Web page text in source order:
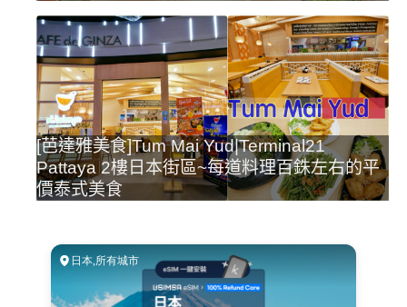
[芭達雅美食]Tum Mai Yud|Terminal21
Pattaya 2樓日本街區~每道料理百銖左右的平
價泰式美食